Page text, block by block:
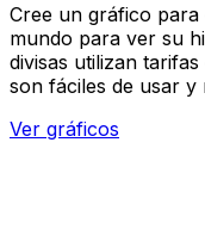
Cree un gráfico para
mundo para ver su
divisas utilizan
son fáciles de usar y
Ver gráficos